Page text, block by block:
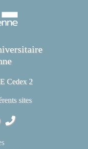
Cedex 2
sites